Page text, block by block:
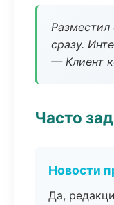
сразу.
— Клиент
Часто
Новости
Да,